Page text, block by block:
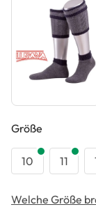
Größe
10 11
Welche Größe